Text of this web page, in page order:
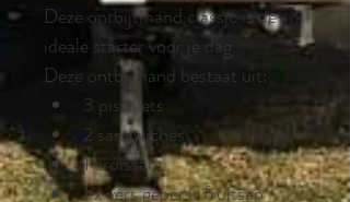
Deze ontbijtmand classic is de
ideale starter voor je dag.
Deze ontbijmand bestaat uit:
3 pistolets
2 sandwiches
1 croissant
1 x vers geperst fruitsap